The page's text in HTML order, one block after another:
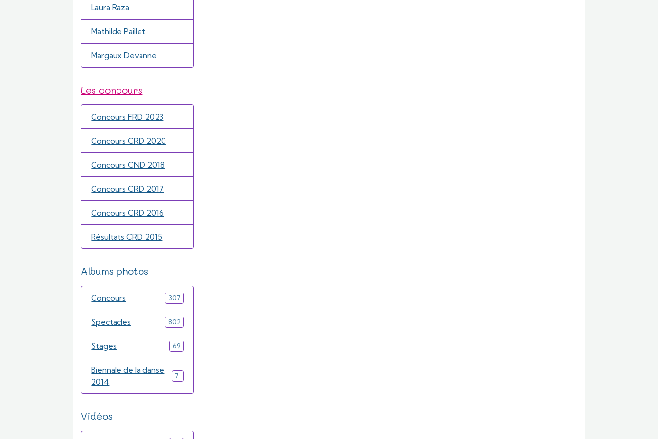
Laura Raza
Mathilde Paillet
Margaux Devanne
Les concours
Concours FRD 2023
Concours CRD 2020
Concours CND 2018
Concours CRD 2017
Concours CRD 2016
Résultats CRD 2015
Albums photos
Concours 307
Spectacles 802
Stages 69
Biennale de la danse
2014
71
Vidéos